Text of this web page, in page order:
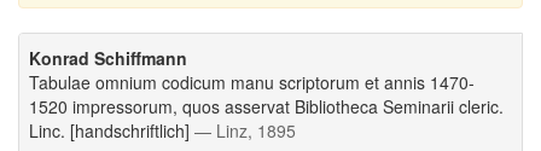
Konrad Schiffmann
Tabulae omnium codicum manu scriptorum et annis 1470-
1520 impressorum, quos asservat Bibliotheca Seminarii cleric.
Linc. [handschriftlich] — Linz, 1895